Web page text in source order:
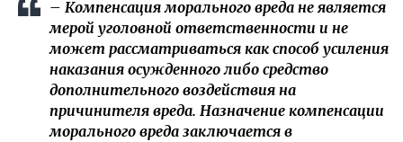
– Компенсация морального вреда не является
мерой уголовной ответственности и не
может рассматриваться как способ усиления
наказания осужденного либо средство
дополнительного воздействия на
причинителя вреда. Назначение компенсации
морального вреда заключается в